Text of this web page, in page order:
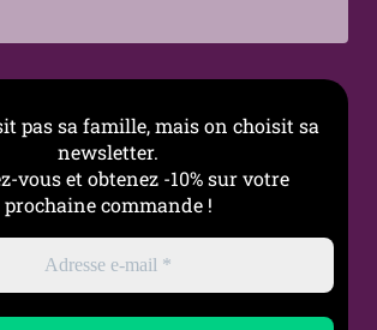
Quotidien, Concert, Sortie,
Look alternatif, Cadeau
Nettoyer avec un chiffon
doux, éviter les produits
prolongé avec l’humidité
pas sa famille, mais on choisit sa
newsletter.
vous et obtenez -10% sur votre
prochaine commande !